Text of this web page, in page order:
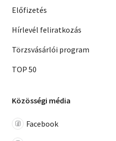
Előfizetés
Hírlevél feliratkozás
Törzsvásárlói program
TOP 50
Közösségi média
Facebook